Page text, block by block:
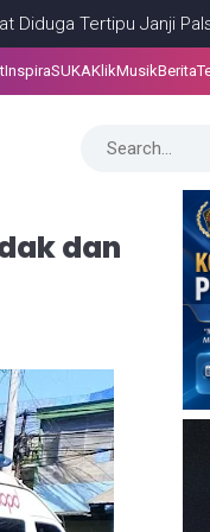
Janji Palsu
InspiraSUKAKlikMusikBerita
dan